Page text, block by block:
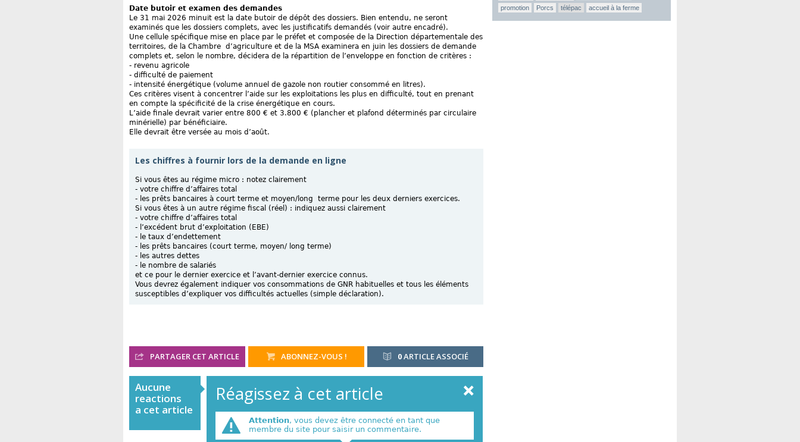
Date butoir et examen des demandes
Le 31 mai 2026 minuit est la date butoir de dépôt des dossiers. Bien entendu, ne seront
examinés que les dossiers complets, avec les justificatifs demandés (voir autre encadré).
Une cellule spécifique mise en place par le préfet et composée de la Direction départementale des
territoires, de la Chambre d’agriculture et de la MSA examinera en juin les dossiers de demande
complets et, selon le nombre, décidera de la répartition de l’enveloppe en fonction de critères :
- revenu agricole
- difficulté de paiement
- intensité énergétique (volume annuel de gazole non routier consommé en litres).
Ces critères visent à concentrer l’aide sur les exploitations les plus en difficulté, tout en prenant
en compte la spécificité de la crise énergétique en cours.
L’aide finale devrait varier entre 800 € et 3.800 € (plancher et plafond déterminés par circulaire
minérielle) par bénéficiaire.
Elle devrait être versée au mois d’août.
Les chiffres à fournir lors de la demande en ligne
Si vous êtes au régime micro : notez clairement
- votre chiffre d’affaires total
- les prêts bancaires à court terme et moyen/long terme pour les deux derniers exercices.
Si vous êtes à un autre régime fiscal (réel) : indiquez aussi clairement
- votre chiffre d’affaires total
- l’excédent brut d’exploitation (EBE)
- le taux d’endettement
- les prêts bancaires (court terme, moyen/ long terme)
- les autres dettes
- le nombre de salariés
et ce pour le dernier exercice et l’avant-dernier exercice connus.
Vous devrez également indiquer vos consommations de GNR habituelles et tous les éléments
susceptibles d’expliquer vos difficultés actuelles (simple déclaration).
0ARTICLE ASSOCIÉ
PARTAGER CET ARTICLE ABONNEZ-VOUS !
Aucune
reactions
a cet article
Réagissez à cet article
Attention, vous devez être connecté en tant que
membre du site pour saisir un commentaire.
promotion
Porcs télépac accueil à la ferme